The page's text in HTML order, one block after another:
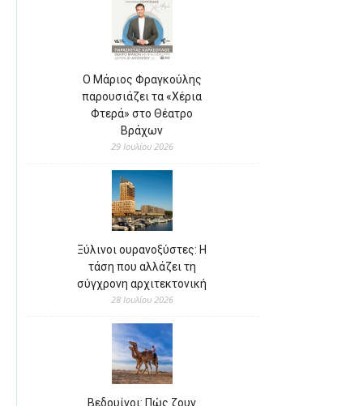
Ο Μάριος Φραγκούλης
παρουσιάζει τα «Χέρια
Φτερά» στο Θέατρο
Βράχων
29 Ιουλίου 2026
Ξύλινοι ουρανοξύστες: Η
τάση που αλλάζει τη
σύγχρονη αρχιτεκτονική
28 Ιουλίου 2026
Βεδουίνοι: Πώς ζουν